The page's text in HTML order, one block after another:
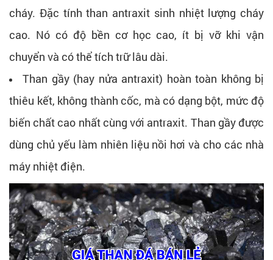
cháy. Đặc tính than antraxit sinh nhiệt lượng cháy
cao. Nó có độ bền cơ học cao, ít bị vỡ khi vận
chuyển và có thể tích trữ lâu dài.
Than gầy (hay nửa antraxit) hoàn toàn không bị
thiêu kết, không thành cốc, mà có dạng bột, mức độ
biến chất cao nhất cùng với antraxit. Than gầy được
dùng chủ yếu làm nhiên liệu nồi hơi và cho các nhà
máy nhiệt điện.